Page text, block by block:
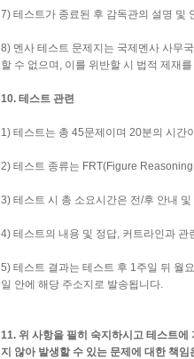
7) 테스트가 종료된 후 감독관의 설명 및
8) 멘사 테스트 문제지는 국제멘사 사무
할 수 없으며, 이를 위반할 시 법적 제재
10. 테스트 관련
1) 테스트는 총 45문제이며 20분의 시간
2) 테스트 종류는 FRT(Figure
3) 테스트 시 총 소요시간은 전/후 안내
4) 테스트의 내용 및 정답, 커트라인과
5) 테스트 결과는 테스트 후 1주일 뒤 월
일 안에 해당 주소지로 발송됩니다.
11. 위 사항을 필히 숙지하시고 테스트
지 않아 발생할 수 있는 문제에 대한 책